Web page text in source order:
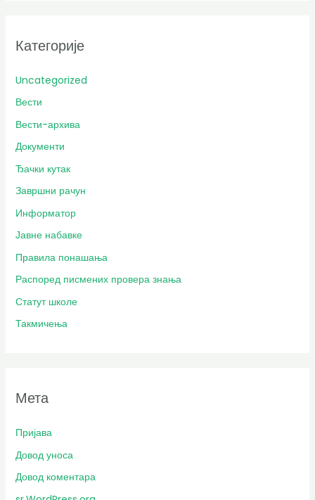
Категорије
Uncategorized
Вести
Вести-архива
Документи
Ђачки кутак
Завршни рачун
Информатор
Јавне набавке
Правила понашања
Распоред писмених провера знања
Статут школе
Такмичења
Мета
Пријава
Довод уноса
Довод коментара